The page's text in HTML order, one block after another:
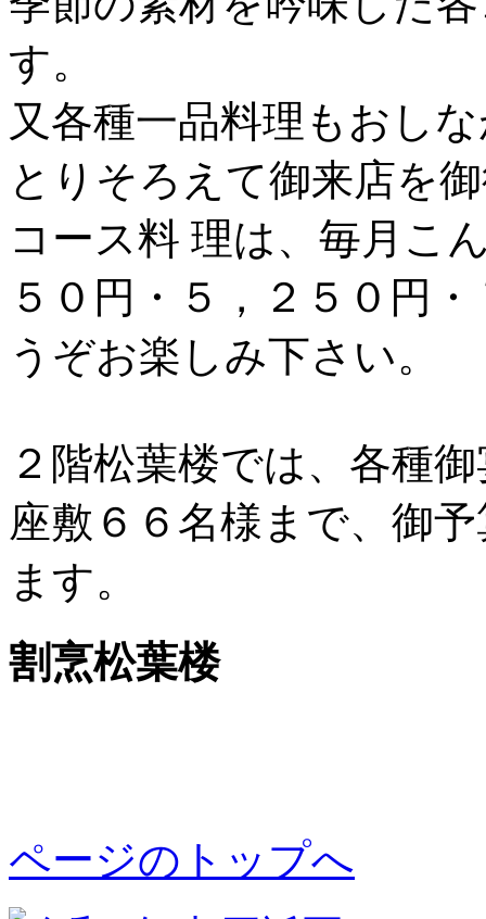
す。
又各種一品料理もおし
とりそろえて御来店を
コース料 理は、毎月こ
５０円・５，２５０円
うぞお楽しみ下さい。
２階松葉楼では、各種
座敷６６名様まで、御
ます。
割烹松葉楼
ページのトップへ